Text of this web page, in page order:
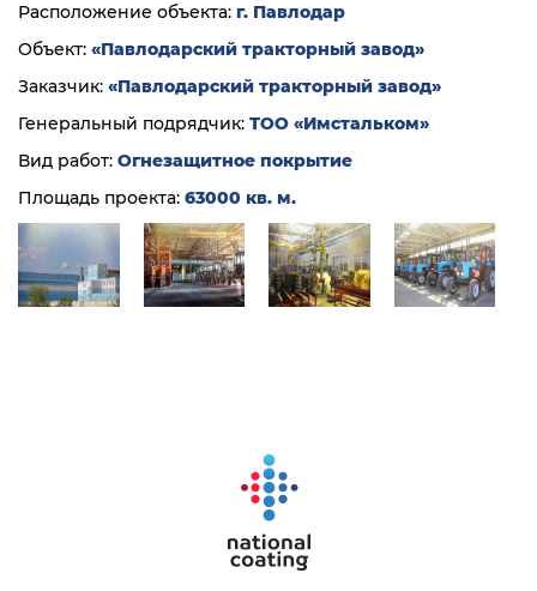
Расположение объекта: г. Павлодар
Объект: «Павлодарский тракторный завод»
Заказчик: «Павлодарский тракторный завод»
Генеральный подрядчик: ТОО «Имстальком»
Вид работ: Огнезащитное покрытие
Площадь проекта: 63000 кв. м.